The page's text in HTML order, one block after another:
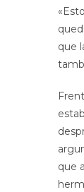
que
que